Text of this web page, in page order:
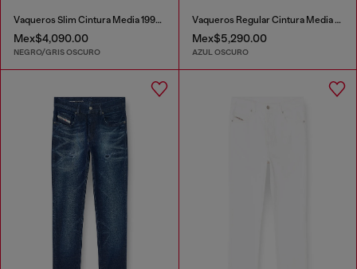
Vaqueros Slim Cintura Media 1993 D-Vyl
Mex$4,090.00
NEGRO/GRIS OSCURO
Vaqueros Regular Cintura Media 2023 D-Finitive
Mex$5,290.00
AZUL OSCURO